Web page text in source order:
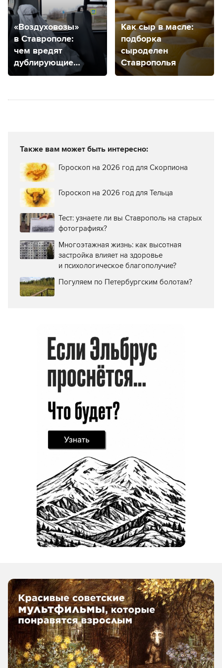
«Воздуховозы»
в Ставрополе:
чем вредят
дублирующие
маршруты?
Как сыр в масле:
подборка
сыроделен
Ставрополья
Также вам может быть интересно:
Гороскоп на 2026 год для Скорпиона
Гороскоп на 2026 год для Тельца
Тест: узнаете ли вы Ставрополь на старых
фотографиях?
Многоэтажная жизнь: как высотная
застройка влияет на здоровье
и психологическое благополучие?
Погуляем по Петербургским болотам?